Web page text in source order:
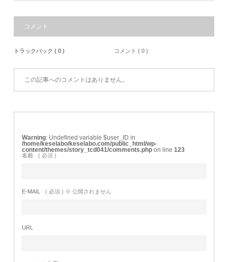
コメント
トラックバック ( 0 ) コメント ( 0 )
この記事へのコメントはありません。
Warning : Undefined variable $user_ID in
/home/keselabo/keselabo.com/public_html/wp-
content/themes/story_tcd041/comments.php on line123
名前 ( 必須 )
E-MAIL ( 必須 ) ※ 公開されません
URL